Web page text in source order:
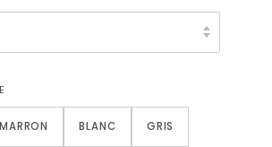
MARRON BLANC GRIS